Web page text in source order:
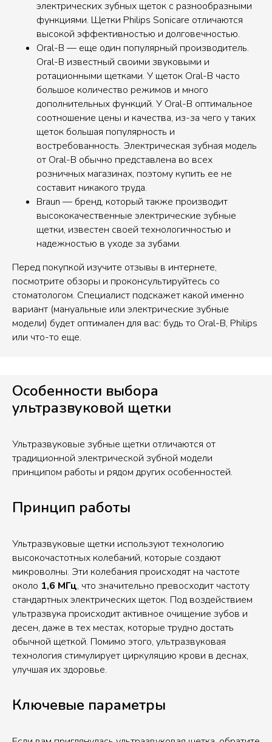
электрических зубных щеток с разнообразными
функциями. Щетки Philips Sonicare отличаются
высокой эффективностью и долговечностью.
Oral-B — еще один популярный производитель.
Oral-B известный своими звуковыми и
ротационными щетками. У щеток Oral-B часто
большое количество режимов и много
дополнительных функций. У Oral-B оптимальное
соотношение цены и качества, из-за чего у таких
щеток большая популярность и
востребованность. Электрическая зубная модель
от Oral-B обычно представлена во всех
розничных магазинах, поэтому купить ее не
составит никакого труда.
Braun — бренд, который также производит
высококачественные электрические зубные
щетки, известен своей технологичностью и
надежностью в уходе за зубами.
Перед покупкой изучите отзывы в интернете,
посмотрите обзоры и проконсультируйтесь со
стоматологом. Специалист подскажет какой именно
вариант (мануальные или электрические зубные
модели) будет оптимален для вас: будь то Oral-B, Philips
или что-то еще.
Особенности выбора
ультразвуковой щетки
Ультразвуковые зубные щетки отличаются от
традиционной электрической зубной модели
принципом работы и рядом других особенностей.
Принцип работы
Ультразвуковые щетки используют технологию
высокочастотных колебаний, которые создают
микроволны. Эти колебания происходят на частоте
около 1,6 МГц, что значительно превосходит частоту
стандартных электрических щеток. Под воздействием
ультразвука происходит активное очищение зубов и
десен, даже в тех местах, которые трудно достать
обычной щеткой. Помимо этого, ультразвуковая
технология стимулирует циркуляцию крови в деснах,
улучшая их здоровье.
Ключевые параметры